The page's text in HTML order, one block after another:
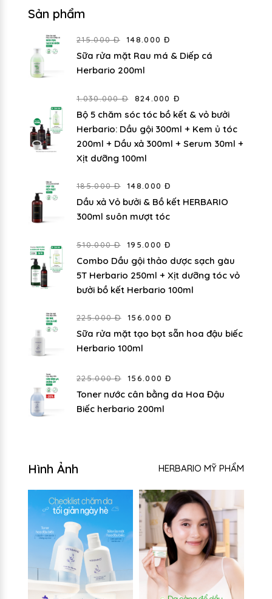
Sản phẩm
215.000 Đ 148.000 Đ
Sữa rửa mặt Rau má & Diếp cá
Herbario 200ml
1.030.000 Đ 824.000 Đ
Bộ 5 chăm sóc tóc bồ kết & vỏ bưởi
Herbario: Dầu gội 300ml + Kem ủ tóc
200ml + Dầu xả 300ml + Serum 30ml +
Xịt dưỡng 100ml
185.000 Đ 148.000 Đ
Dầu xả Vỏ bưởi & Bồ kết HERBARIO
300ml suôn mượt tóc
510.000 Đ 195.000 Đ
Combo Dầu gội thảo dược sạch gàu
5T Herbario 250ml + Xịt dưỡng tóc vỏ
bưởi bồ kết Herbario 100ml
225.000 Đ 156.000 Đ
Sữa rửa mặt tạo bọt sẵn hoa đậu biếc
Herbario 100ml
225.000 Đ 156.000 Đ
Toner nước cân bằng da Hoa Đậu
Biếc herbario 200ml
Hình Ảnh HERBARIO MỸ PHẨM